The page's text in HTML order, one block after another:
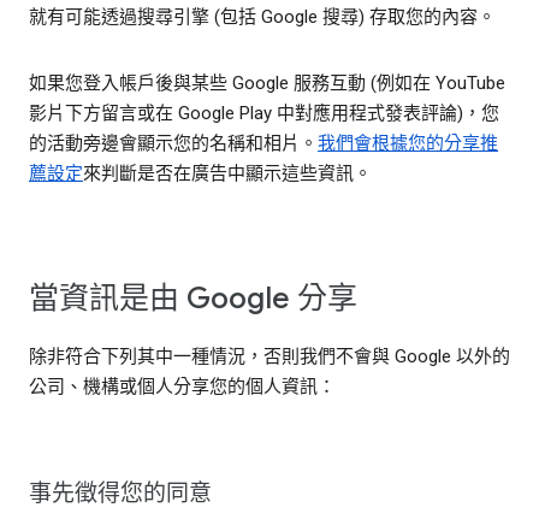
就有可能透過搜尋引擎 (包括 Google 搜尋) 存取您的內容。
如果您登入帳戶後與某些 Google 服務互動 (例如在 YouTube
影片下方留言或在 Google Play 中對應用程式發表評論)，您
的活動旁邊會顯示您的名稱和相片。 我們會根據您的分享推
薦設定來判斷是否在廣告中顯示這些資訊。
當資訊是由 Google 分享
除非符合下列其中一種情況，否則我們不會與 Google 以外的
公司、機構或個人分享您的個人資訊：
事先徵得您的同意